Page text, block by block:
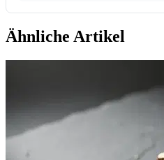
Ähnliche Artikel